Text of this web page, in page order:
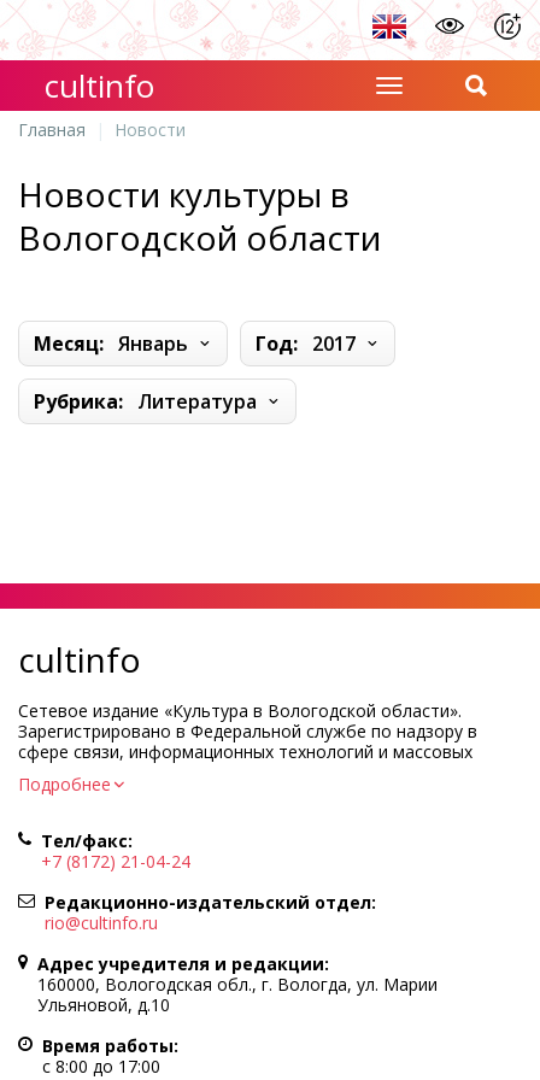
cultinfo
Главная Новости
Новости культуры в
Вологодской области
Месяц: Январь Год: 2017
Рубрика: Литература
cultinfo
Сетевое издание «Культура в Вологодской области».
Зарегистрировано в Федеральной службе по надзору в
сфере связи, информационных технологий и массовых
коммуникаций.
Регистрационный номер и дата принятия решения о
Учредитель КУ ВО «Информационно-аналитический центр
культуры»
Адрес учредителя и редакции: 160000, Вологодская обл., г.
Вологда, ул. Марии Ульяновой, д.10
Главный редактор — Легчанова Елена Григорьевна
Политика в отношении обработки персональных данных
При полном или частичном использовании информации
портала гиперссылка на cultinfo.ru обязательна.
Редакция не несет ответственности за достоверность
Подробнее
Тел/факс:
+7 (8172) 21-04-24
Редакционно-издательский отдел:
rio@cultinfo.ru
Адрес учредителя и редакции:
160000, Вологодская обл., г. Вологда, ул. Марии
Ульяновой, д.10
Время работы:
с 8:00 до 17:00